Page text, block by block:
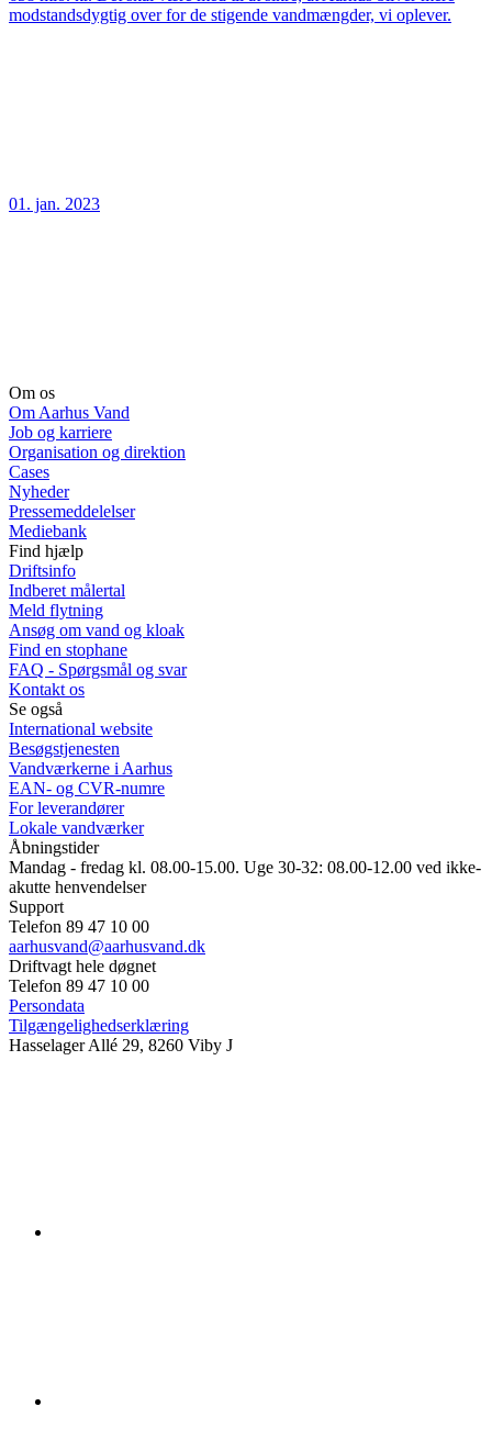
modstandsdygtig over for de stigende vandmængder, vi oplever.
01. jan. 2023
Om os
Om Aarhus Vand
Job og karriere
Organisation og direktion
Cases
Nyheder
Pressemeddelelser
Mediebank
Find hjælp
Driftsinfo
Indberet målertal
Meld flytning
Ansøg om vand og kloak
Find en stophane
FAQ - Spørgsmål og svar
Kontakt os
Se også
International website
Besøgstjenesten
Vandværkerne i Aarhus
EAN- og CVR-numre
For leverandører
Lokale vandværker
Åbningstider
Mandag - fredag kl. 08.00-15.00. Uge 30-32: 08.00-12.00 ved ikke-
akutte henvendelser
Support
Telefon 89 47 10 00
aarhusvand@aarhusvand.dk
Driftvagt hele døgnet
Telefon 89 47 10 00
Persondata
Tilgængelighedserklæring
Hasselager Allé 29, 8260 Viby J